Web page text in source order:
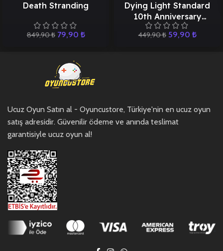
Death Stranding
849,90₺ 79,90 ₺
Dying Light Standard
10th Anniversary
Edition
449,90₺ 59,90 ₺
Ucuz Oyun Satın al - Oyuncustore, Türkiye'nin en ucuz oyun
satış adresidir. Güvenilir ödeme ve anında teslimat
garantisiyle ucuz oyun al!